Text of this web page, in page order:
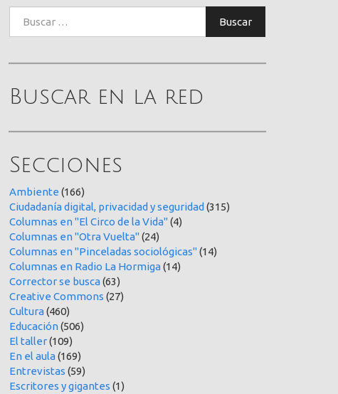
Buscar
Buscar en la red
Secciones
Ambiente (166)
Ciudadanía digital, privacidad y seguridad (315)
Columnas en "El Circo de la Vida"(4)
Columnas en "Otra Vuelta"(24)
Columnas en "Pinceladas sociológicas"(14)
Columnas en Radio La Hormiga(14)
Corrector se busca(63)
Creative Commons (27)
Cultura(460)
Educación(506)
El taller(109)
En el aula(169)
Entrevistas (59)
Escritores y gigantes (1)